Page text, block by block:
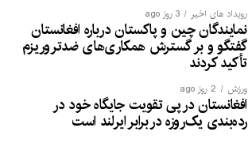
رویداد های اخیر 3 روز ago
نمایندگان چین و پاکستان درباره افغانستان
گفتگو و بر گسترش همکاری‌های ضدتروریزم
تأکید کردند
ورزش 2 روز ago
افغانستان در پی تقویت جایگاه خود در
رده‌بندی یک‌روزه در برابر ایرلند است